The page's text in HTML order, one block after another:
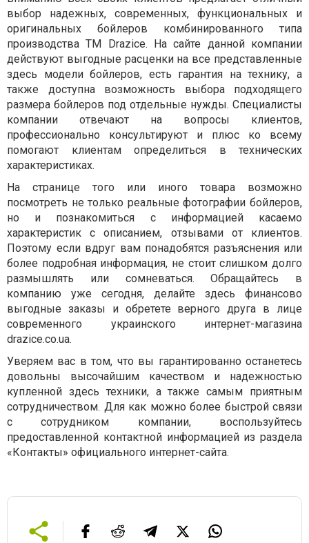
выбор надежных, современных, функциональных и
оригинальных бойлеров комбинированного типа
производства ТМ Drazice. На сайте данной компании
действуют выгодные расценки на все представленные
здесь модели бойлеров, есть гарантия на технику, а
также доступна возможность выбора подходящего
размера бойлеров под отдельные нужды. Специалисты
компании отвечают на вопросы клиентов,
профессионально консультируют и плюс ко всему
помогают клиентам определиться в технических
характеристиках.
На странице того или иного товара возможно
посмотреть не только реальные фотографии бойлеров,
но и познакомиться с информацией касаемо
характеристик с описанием, отзывами от клиентов.
Поэтому если вдруг вам понадобятся разъяснения или
более подробная информация, не стоит слишком долго
размышлять или сомневаться. Обращайтесь в
компанию уже сегодня, делайте здесь финансово
выгодные заказы и обретете верного друга в лице
современного украинского интернет-магазина
drazice.co.ua.
Уверяем вас в том, что вы гарантированно останетесь
довольны высочайшим качеством и надежностью
купленной здесь техники, а также самым приятным
сотрудничеством. Для как можно более быстрой связи
с сотрудником компании, воспользуйтесь
предоставленной контактной информацией из раздела
«Контакты» официального интернет-сайта.